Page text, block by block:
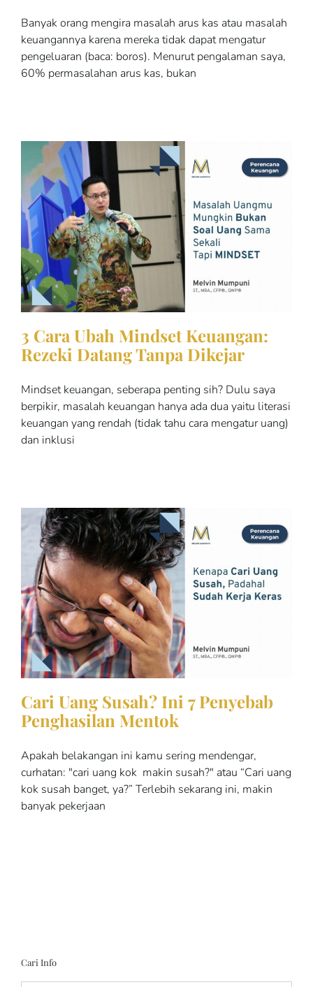
Banyak orang mengira masalah arus kas atau masalah
keuangannya karena mereka tidak dapat mengatur
pengeluaran (baca: boros). Menurut pengalaman saya,
60% permasalahan arus kas, bukan
3 Cara Ubah Mindset Keuangan:
Rezeki Datang Tanpa Dikejar
Mindset keuangan, seberapa penting sih? Dulu saya
berpikir, masalah keuangan hanya ada dua yaitu literasi
keuangan yang rendah (tidak tahu cara mengatur uang)
dan inklusi
Cari Uang Susah? Ini 7 Penyebab
Penghasilan Mentok
Apakah belakangan ini kamu sering mendengar,
curhatan: "cari uang kok makin susah?" atau “Cari uang
kok susah banget, ya?” Terlebih sekarang ini, makin
banyak pekerjaan
Cari Info